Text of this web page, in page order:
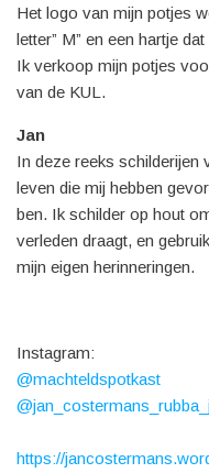
Het logo van mijn potjes
letter” M” en een hartje
Ik verkoop mijn potjes
van de KUL.
Jan
In deze reeks schilderijen
leven die mij hebben
ben. Ik schilder op hout
verleden draagt, en
mijn eigen herinneringen.
Instagram:
@machteldspotkast
https://